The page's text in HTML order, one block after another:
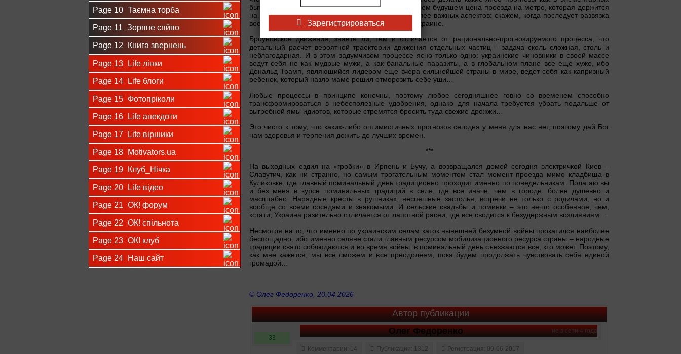
Page 10 Таємна торба
Page 11 Зоряне сяйво
Page 12 Книга звернень
Page 13 Life лінки
Page 14 Life блоги
Page 15 Фотопріколи
Page 16 Life анекдоти
Page 17 Life віршики
Page 18 Motivators.ua
Page 19 Клуб_Нічка
Page 20 Life відео
Page 21 ОК! форум
Page 22 ОК! спільнота
Page 23 ОК! клуб
Page 24 Наш сайт
бытовых вопросов: скажем, какой будет в ближайшем будущем цена проезда на метро, которая держится
на уровне 8 гривен с июля 2018 года, так и до более важных аспектов: скажем, когда последует развязка
военной операции в Иране и закончится война в Украине.
Броуновское движение, знаете ли, тем и отличается от рационально-прогнозируемого процесса, что
детальный расчет вероятной траектории движения отдельных частиц – задача сколь сложная, столь и
неблагодарная. И в этом задумчивом процессе ясно только одно: украинские чиновники в своей массе
ведут себя не как мудрые мужи, а как банальные паразиты, а в глобальном плане все еще хуже, ибо
Дональд Трамп, являющийся лидером еще вчера сильнейшей страны в мире, ведет себя как капризный
ребенок, который назло маме решил отморозить себе уши…
Любые процессы в принципе конечны, поэтому любое сегодняшнее говно со временем способно
трансформироваться в небесполезные удобрения, однако для начала требуется убрать подальше от
выгребной ямы идиотов, которые стремятся бросить туда свежие дрожжи…
Это чисто к тому, что каких-либо оптимистичных прогнозов сегодня у меня для нас нет, поэтому дай Бог
нам здоровья и терпения дожить до лучших времен.
***
На выходных ездил на «гробки» в Ирпень и Бучу, а возвращался домой сегодня электричкой Киев –
Славутич, как ни странно, но самым трогательным моментом стал момент проезда мимо кладбища в
Куликовке, где главный поминальный день традиционно проходит именно по понедельникам. Полагаю вы
и без меня в курсе поминальных традиций в селе, где все иначе, чем в городе: более душевно и
масштабно. Нарядные кресты в рушниках, неспешные застолья, встречи не только с родичами, но и
вообще со всеми соседями и знакомыми. И сельские свадьбы и поминки – это нечто особенное, чем,
кстати, Украина разительно отличается от лапотной расеи, где все сводится к безудержным возлияниям…
Несмотря на то, что именно по украинским селам каток нынешней безумной войны прокатился наиболее
беспощадно, ибо именно селяне стали главным ресурсом мобилизационного ресурса страны – народные
традиции свято соблюдаются и во время войны: в поминальный день съезжаются все, кто может. Поэтому,
как мне кажется, мы всё сможем и все преодолеем, пока будем продолжать чувствовать себя единой
громадой…
© Олег Федоренко, 20.04.2026
Автор публикации
не в сети 4 года
Олег Федоренко
33
Комментарии: 14
Публикации: 1312 Регистрация: 09-06-2017
Зарегистрироваться